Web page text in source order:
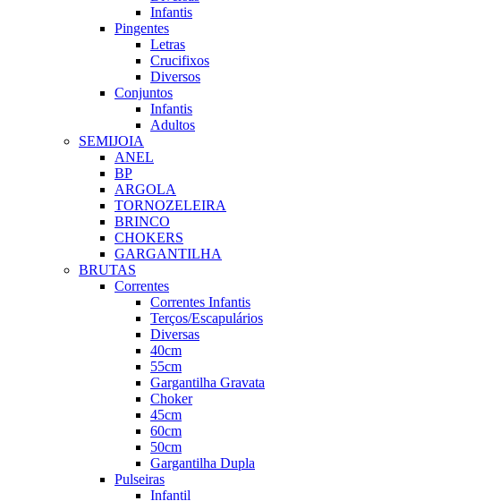
Infantis
Pingentes
Letras
Crucifixos
Diversos
Conjuntos
Infantis
Adultos
SEMIJOIA
ANEL
BP
ARGOLA
TORNOZELEIRA
BRINCO
CHOKERS
GARGANTILHA
BRUTAS
Correntes
Correntes Infantis
Terços/Escapulários
Diversas
40cm
55cm
Gargantilha Gravata
Choker
45cm
60cm
50cm
Gargantilha Dupla
Pulseiras
Infantil